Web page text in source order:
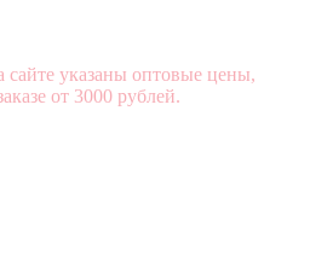
указаны оптовые цены,
от 3000 рублей.